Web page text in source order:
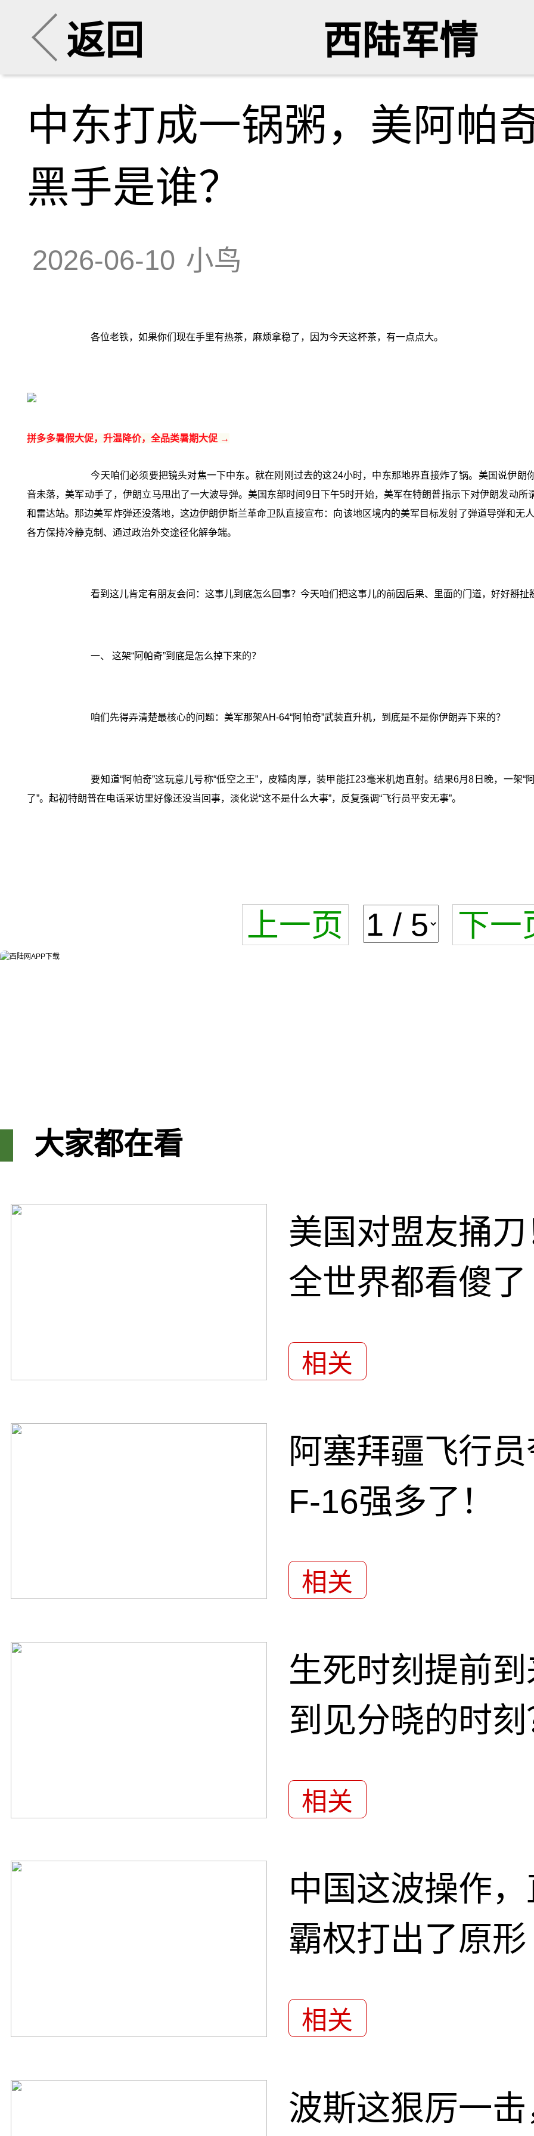
返回 西陆军情
中东打成一锅粥，美阿帕
黑手是谁？
2026-06-10 小鸟
各位老铁，如果你们现在手里有热茶，麻烦拿稳了，因为今天这杯茶，有一点点大。
拼多多暑假大促，升温降价，全品类暑期大促 →
今天咱们必须要把镜头对焦一下中东。就在刚刚过去的这24小时，中东那地界直接炸了锅。美国说伊朗
音未落，美军动手了，伊朗立马甩出了一大波导弹。美国东部时间9日下午5时开始，美军在特朗普指示下对伊朗发动所
和雷达站。那边美军炸弹还没落地，这边伊朗伊斯兰革命卫队直接宣布：向该地区境内的美军目标发射了弹道导弹和无
各方保持冷静克制、通过政治外交途径化解争端。
看到这儿肯定有朋友会问：这事儿到底怎么回事？今天咱们把这事儿的前因后果、里面的门道，好好掰扯
一、 这架“阿帕奇”到底是怎么掉下来的？
咱们先得弄清楚最核心的问题：美军那架AH-64“阿帕奇”武装直升机，到底是不是你伊朗弄下来的？
要知道“阿帕奇”这玩意儿号称“低空之王”，皮糙肉厚，装甲能扛23毫米机炮直射。结果6月8日晚，一架
了”。起初特朗普在电话采访里好像还没当回事，淡化说“这不是什么大事”，反复强调“飞行员平安无事”。
上一页 下一
大家都在看
美国对盟友捅
全世界都看傻了
相关
阿塞拜疆飞行
F-16强多了！
相关
生死时刻提前
到见分晓的时
相关
中国这波操作
霸权打出了原形
相关
波斯这狠厉一